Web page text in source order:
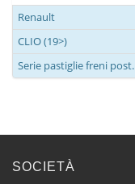
Renault
CLIO (19>)
Serie pastiglie freni post.
SOCIETÀ